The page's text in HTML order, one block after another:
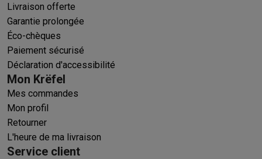
Livraison offerte
Garantie prolongée
Éco-chèques
Paiement sécurisé
Déclaration d'accessibilité
Mon Krëfel
Mes commandes
Mon profil
Retourner
L'heure de ma livraison
Service client